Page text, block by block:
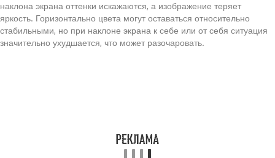
наклона экрана оттенки искажаются, а изображение теряет
яркость. Горизонтально цвета могут оставаться относительно
стабильными, но при наклоне экрана к себе или от себя ситуация
значительно ухудшается, что может разочаровать.